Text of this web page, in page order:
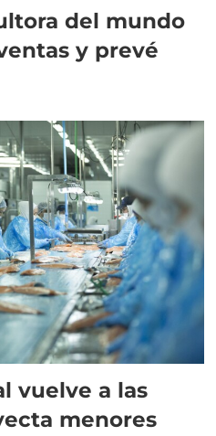
del mundo
y prevé
vuelve a las
menores